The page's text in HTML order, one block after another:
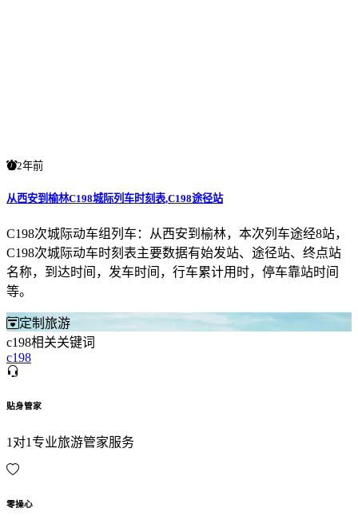
2年前
从西安到榆林C198城际列车时刻表,C198途径站
C198次城际动车组列车：从西安到榆林，本次列车途经8站，
C198次城际动车时刻表主要数据有始发站、途径站、终点站
名称，到达时间，发车时间，行车累计用时，停车靠站时间
等。
定制旅游
c198相关关键词
c198
贴身管家
1对1专业旅游管家服务
零操心